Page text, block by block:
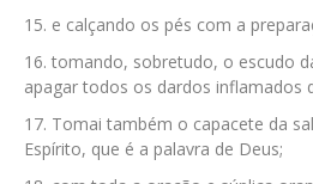
e calçando os pés com a
tomando, sobretudo, o escudo
apagar todos os dardos inflamados
Tomai também o capacete da
Espírito, que é a palavra de Deus;